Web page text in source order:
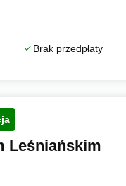
Brak przedpłaty
Leśniańskim